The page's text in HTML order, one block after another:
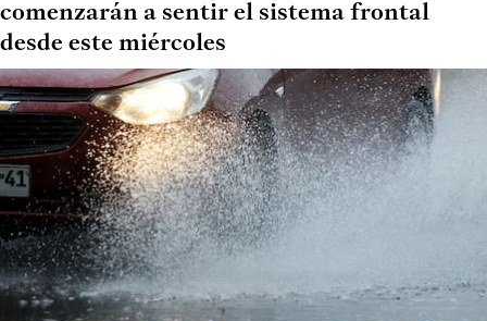
comenzarán a sentir el sistema frontal
desde este miércoles